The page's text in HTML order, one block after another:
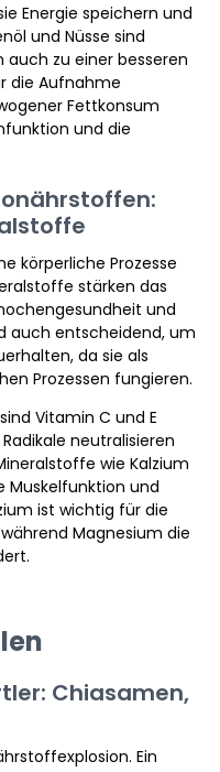
Energie speichern und
und Nüsse sind
auch zu einer besseren
die Aufnahme
Fettkonsum
und die
körperliche Prozesse
stärken das
und
auch entscheidend, um
da sie als
Prozessen fungieren.
sind Vitamin C und E
neutralisieren
wie Kalzium
Muskelfunktion und
ist wichtig für die
Magnesium die
Chiasamen,
Ein